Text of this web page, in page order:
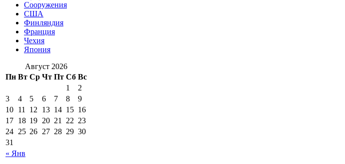
Сооружения
США
Финляндия
Франция
Чехия
Япония
Август 2026
Пн Вт Ср Чт Пт Сб Вс
« Янв
1
2
3
4 5 6 7 8
9
10 11 12 13 14 15 16
17 18 19 20 21 22 23
24 25 26 27 28 29 30
31